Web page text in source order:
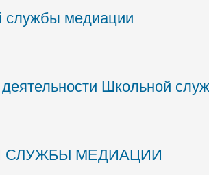
службы медиации
деятельности Школьной
СЛУЖБЫ МЕДИАЦИИ